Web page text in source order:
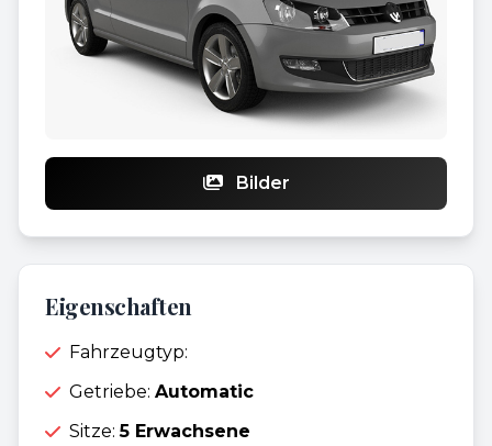
Bilder
Eigenschaften
Fahrzeugtyp:
Getriebe: Automatic
Sitze:5 Erwachsene